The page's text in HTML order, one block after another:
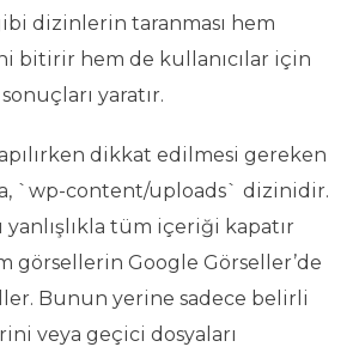
dizinlerin taranması hem
bitirir hem de kullanıcılar için
yaratır.
dikkat edilmesi gereken
`wp-content/uploads` dizinidir.
yanlışlıkla tüm içeriği kapatır
görsellerin Google Görseller’de
Bunun yerine sadece belirli
veya geçici dosyaları